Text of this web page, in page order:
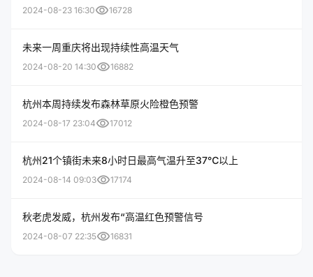
2024-08-23 16:30visibility16728
未来一周重庆将出现持续性高温天气
2024-08-20 14:30visibility16882
杭州本周持续发布森林草原火险橙色预警
2024-08-17 23:04visibility17012
杭州21个镇街未来8小时日最高气温升至37℃以上
2024-08-14 09:03visibility17174
秋老虎发威，杭州发布“高温红色预警信号
2024-08-07 22:35visibility16831